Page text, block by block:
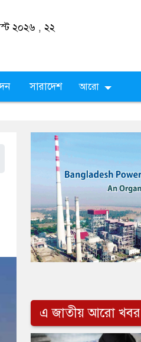
২০২৬ , ২২
সারাদেশ আরো
এ জাতীয় আরো খবর